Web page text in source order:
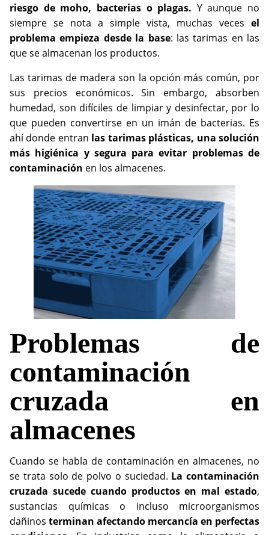
riesgo de moho, bacterias o plagas. Y aunque no
siempre se nota a simple vista, muchas veces el
problema empieza desde la base: las tarimas en las
que se almacenan los productos.
Las tarimas de madera son la opción más común, por
sus precios económicos. Sin embargo, absorben
humedad, son difíciles de limpiar y desinfectar, por lo
que pueden convertirse en un imán de bacterias. Es
ahí donde entran las tarimas plásticas, una solución
más higiénica y segura para evitar problemas de
contaminación en los almacenes.
Problemas de
contaminación
cruzada en
almacenes
Cuando se habla de contaminación en almacenes, no
se trata solo de polvo o suciedad. La contaminación
cruzada sucede cuando productos en mal estado,
sustancias químicas o incluso microorganismos
dañinos terminan afectando mercancía en perfectas